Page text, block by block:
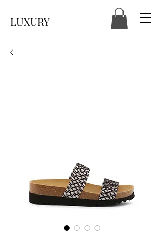
LUXURY